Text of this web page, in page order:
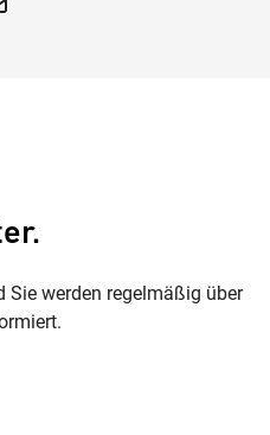
Sie werden regelmäßig über